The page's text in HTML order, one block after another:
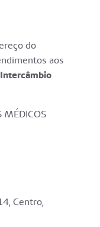
do
aos
MÉDICOS
Centro,